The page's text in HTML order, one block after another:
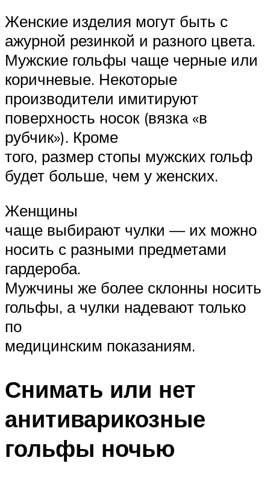
Женские изделия могут быть с
ажурной резинкой и разного цвета.
Мужские гольфы чаще черные или
коричневые. Некоторые
производители имитируют
поверхность носок (вязка «в
рубчик»). Кроме
того, размер стопы мужских гольф
будет больше, чем у женских.
Женщины
чаще выбирают чулки — их можно
носить с разными предметами
гардероба.
Мужчины же более склонны носить
гольфы, а чулки надевают только
по
медицинским показаниям.
Снимать или нет
анитиварикозные
гольфы ночью